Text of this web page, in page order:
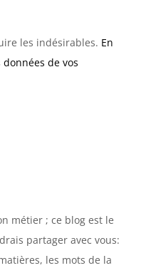
les indésirables. En
de vos
métier ; ce blog est le
partager avec vous:
les mots de la